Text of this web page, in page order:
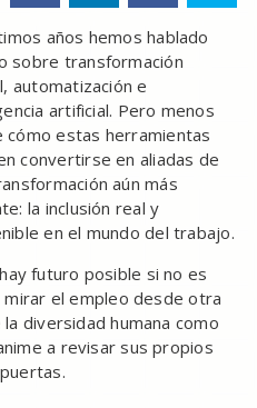
años hemos hablado
sobre transformación
automatización e
artificial. Pero menos
cómo estas herramientas
convertirse en aliadas de
aún más
la inclusión real y
en el mundo del trabajo.
futuro posible si no es
el empleo desde otra
diversidad humana como
a revisar sus propios